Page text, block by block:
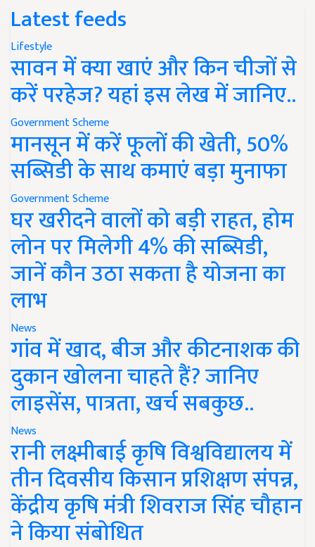
Latest feeds
Lifestyle
सावन में क्या खाएं और किन चीजों से
करें परहेज? यहां इस लेख में जानिए..
Government Scheme
मानसून में करें फूलों की खेती, 50%
सब्सिडी के साथ कमाएं बड़ा मुनाफा
Government Scheme
घर खरीदने वालों को बड़ी राहत, होम
लोन पर मिलेगी 4% की सब्सिडी,
जानें कौन उठा सकता है योजना का
लाभ
News
गांव में खाद, बीज और कीटनाशक की
दुकान खोलना चाहते हैं? जानिए
लाइसेंस, पात्रता, खर्च सबकुछ..
News
रानी लक्ष्मीबाई कृषि विश्वविद्यालय में
तीन दिवसीय किसान प्रशिक्षण संपन्न,
केंद्रीय कृषि मंत्री शिवराज सिंह चौहान
ने किया संबोधित